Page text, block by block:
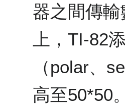
器之間傳
上，TI-82
（polar、
高至50*50